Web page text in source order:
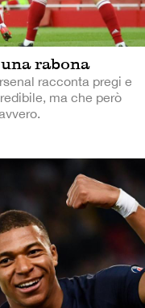
rabona
racconta pregi e
ma che però